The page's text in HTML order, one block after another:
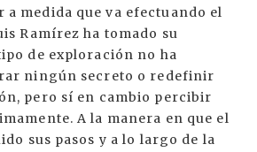
medida que va efectuando el
Ramírez ha tomado su
de exploración no ha
ningún secreto o redefinir
pero sí en cambio percibir
A la manera en que el
sus pasos y a lo largo de la